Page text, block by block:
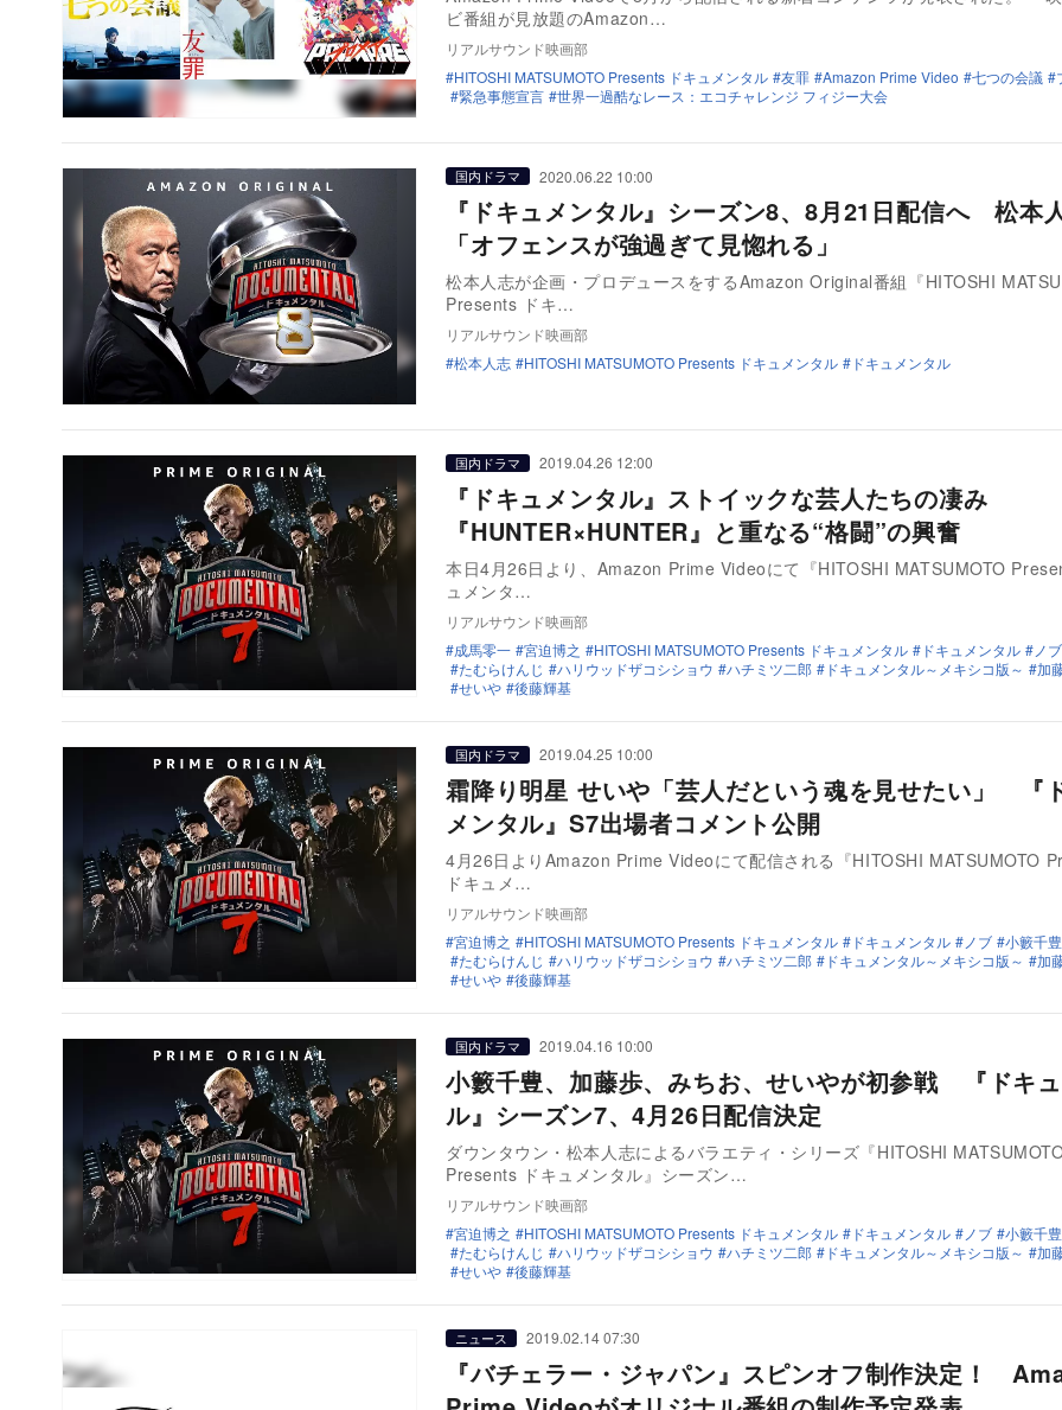
ビ番組が見放題のAmazon…
リアルサウンド映画部
HITOSHI MATSUMOTO Presents ドキュメンタル
友罪 Amazon Prime Video 七つの会議
緊急事態宣言
世界一過酷なレース：エコチャレンジ フィジー大会
国内ドラマ 2020.06.22 10:00
『ドキュメンタル』シーズン8、8月21日配信へ 松本
「オフェンスが強過ぎて見惚れる」
松本人志が企画・プロデュースをするAmazon Original番組『HITOSHI
Presents ドキ…
リアルサウンド映画部
松本人志
HITOSHI MATSUMOTO Presents ドキュメンタル ドキュメンタル
国内ドラマ 2019.04.26 12:00
『ドキュメンタル』ストイックな芸人たちの凄み
『HUNTER×HUNTER』と重なる“格闘”の興奮
本日4月26日より、Amazon Prime Videoにて『HITOSHI MATSUMOTO
ュメンタ…
リアルサウンド映画部
成馬零一
宮迫博之 HITOSHI MATSUMOTO Presents ドキュメンタル ドキュメンタル ノブ
たむらけんじ
ハリウッドザコシショウ ハチミツ二郎 ドキュメンタル～メキシコ版～ 加
せいや
後藤輝基
国内ドラマ 2019.04.25 10:00
霜降り明星 せいや「芸人だという魂を見せたい」 『
メンタル』S7出場者コメント公開
4月26日よりAmazon Prime Videoにて配信される『HITOSHI MATSUMOTO
ドキュメ…
リアルサウンド映画部
宮迫博之
HITOSHI MATSUMOTO Presents ドキュメンタル ドキュメンタル ノブ
小籔千豊
たむらけんじ
ハリウッドザコシショウ ハチミツ二郎 ドキュメンタル～メキシコ版～ 加
せいや
後藤輝基
国内ドラマ 2019.04.16 10:00
小籔千豊、加藤歩、みちお、せいやが初参戦 『ドキ
ル』シーズン7、4月26日配信決定
ダウンタウン・松本人志によるバラエティ・シリーズ『HITOSHI
Presents ドキュメンタル』シーズン…
リアルサウンド映画部
宮迫博之
HITOSHI MATSUMOTO Presents ドキュメンタル ドキュメンタル ノブ
小籔千豊
たむらけんじ
ハリウッドザコシショウ ハチミツ二郎 ドキュメンタル～メキシコ版～ 加
せいや
後藤輝基
ニュース 2019.02.14 07:30
『バチェラー・ジャパン』スピンオフ制作決定！